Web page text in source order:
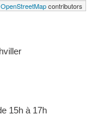
OpenStreetMapcontributors
15h à 17h